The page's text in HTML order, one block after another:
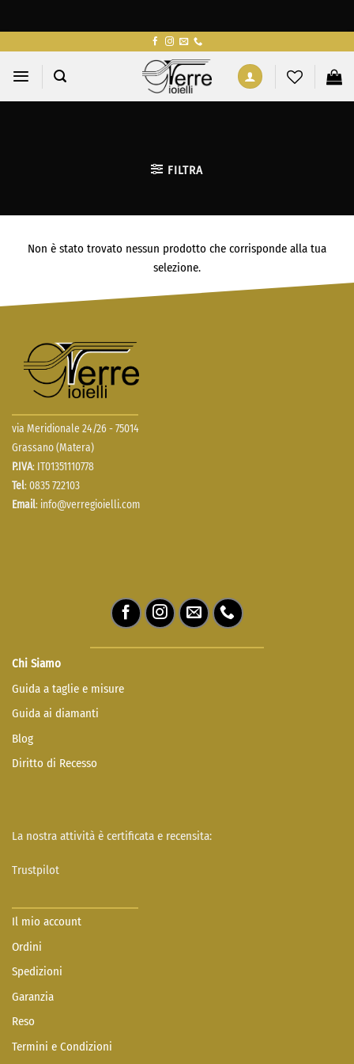
contenuti
FILTRA
Non è stato trovato nessun prodotto che corrisponde alla tua
selezione.
via Meridionale 24/26 - 75014
Grassano (Matera)
P.IVA: IT01351110778
Tel: 0835 722103
Email: info@verregioielli.com
Chi Siamo
Guida a taglie e misure
Guida ai diamanti
Blog
Diritto di Recesso
La nostra attività è certificata e recensita:
Trustpilot
Il mio account
Ordini
Spedizioni
Garanzia
Reso
Termini e Condizioni